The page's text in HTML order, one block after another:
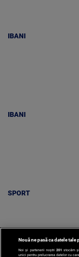
IBANI
IBANI
SPORT
Nouă ne pasă ca datele
Noi și partenerii noștri 201 stocăm
unici pentru prelucrarea datelor cu